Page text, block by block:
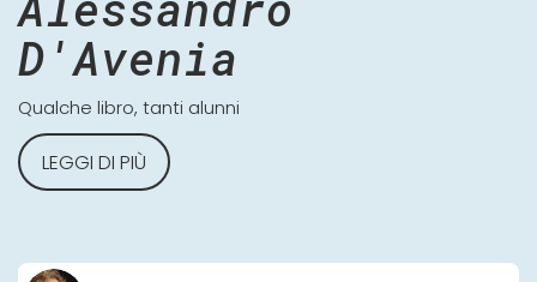
D'Avenia
Qualche libro, tanti alunni
LEGGI DI PIÙ